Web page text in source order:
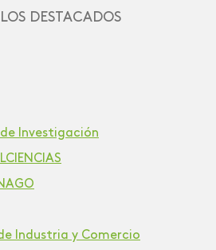
DESTACADOS
Investigación
Industria y Comercio